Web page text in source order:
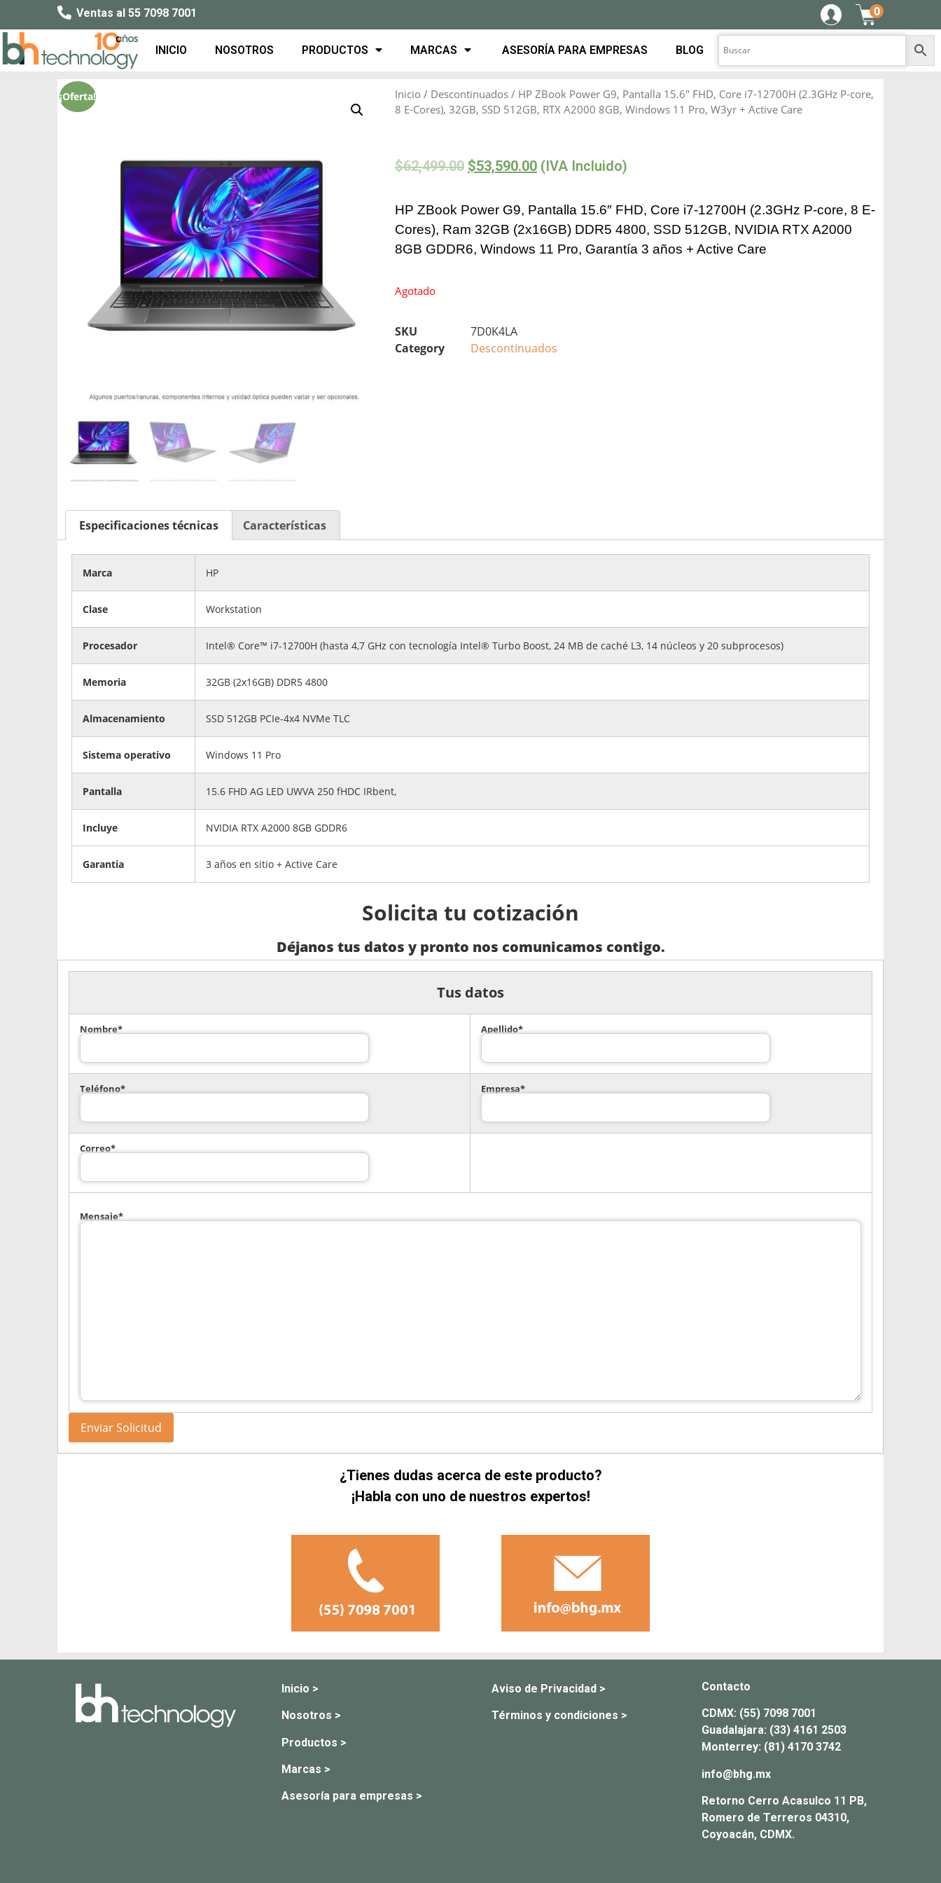
Ventas al 55 7098 7001 0
INICIO NOSOTROS PRODUCTOS MARCAS ASESORÍA PARA EMPRESAS BLOG
¡Oferta! Inicio / Descontinuados / HP ZBook Power G9, Pantalla 15.6″ FHD, Core i7-12700H (2.3GHz P-core,
8 E-Cores), 32GB, SSD 512GB, RTX A2000 8GB, Windows 11 Pro, W3yr + Active Care
$62,499.00 $53,590.00 (IVA Incluido)
HP ZBook Power G9, Pantalla 15.6″ FHD, Core i7-12700H (2.3GHz P-core, 8 E-
Cores), Ram 32GB (2x16GB) DDR5 4800, SSD 512GB, NVIDIA RTX A2000
8GB GDDR6, Windows 11 Pro, Garantía 3 años + Active Care
Agotado
SKU
7D0K4LA
Category
Descontinuados
Especificaciones técnicas Características
Marca HP
Clase Workstation
Procesador Intel® Core™ i7-12700H (hasta 4,7 GHz con tecnología Intel® Turbo Boost, 24 MB de caché L3, 14 núcleos y 20 subprocesos)
Memoria 32GB (2x16GB) DDR5 4800
Almacenamiento SSD 512GB PCIe-4x4 NVMe TLC
Sistema operativo Windows 11 Pro
Pantalla 15.6 FHD AG LED UWVA 250 fHDC IRbent,
Incluye NVIDIA RTX A2000 8GB GDDR6
Garantia 3 años en sitio + Active Care
Solicita tu cotización
Déjanos tus datos y pronto nos comunicamos contigo.
Tus datos
Nombre* Apellido*
Teléfono* Empresa*
Correo*
Mensaje*
¿Tienes dudas acerca de este producto?
¡Habla con uno de nuestros expertos!
Inicio >
Nosotros >
Productos >
Marcas >
Asesoría para empresas >
Aviso de Privacidad >
Términos y condiciones >
Contacto
CDMX: (55) 7098 7001
Guadalajara: (33) 4161 2503
Monterrey: (81) 4170 3742
info@bhg.mx
Retorno Cerro Acasulco 11 PB,
Romero de Terreros 04310,
Coyoacán, CDMX.